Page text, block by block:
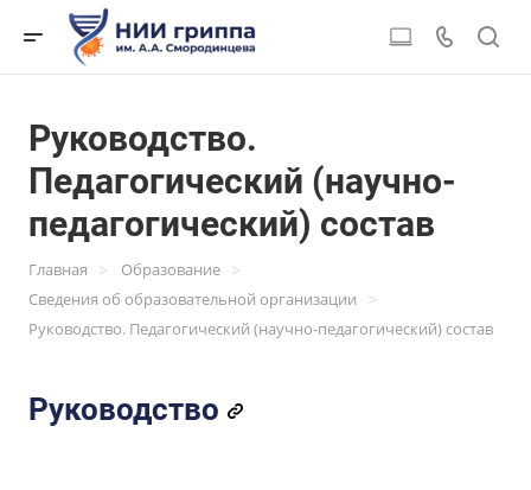
Руководство.
Педагогический (научно-
педагогический) состав
Главная > Образование >
Сведения об образовательной организации >
Руководство. Педагогический (научно-педагогический) состав
Руководство